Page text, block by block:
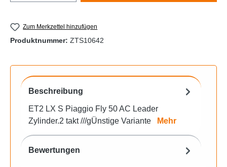
Zum Merkzettel hinzufügen
Produktnummer: ZTS10642
Beschreibung
ET2 LX S Piaggio Fly 50 AC Leader
Zylinder.2 takt ///gÜnstige Variante
Mehr
Bewertungen